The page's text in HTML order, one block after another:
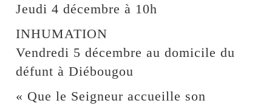
Jeudi 4 décembre à 10h
INHUMATION
Vendredi 5 décembre au domicile du
défunt à Diébougou
« Que le Seigneur accueille son